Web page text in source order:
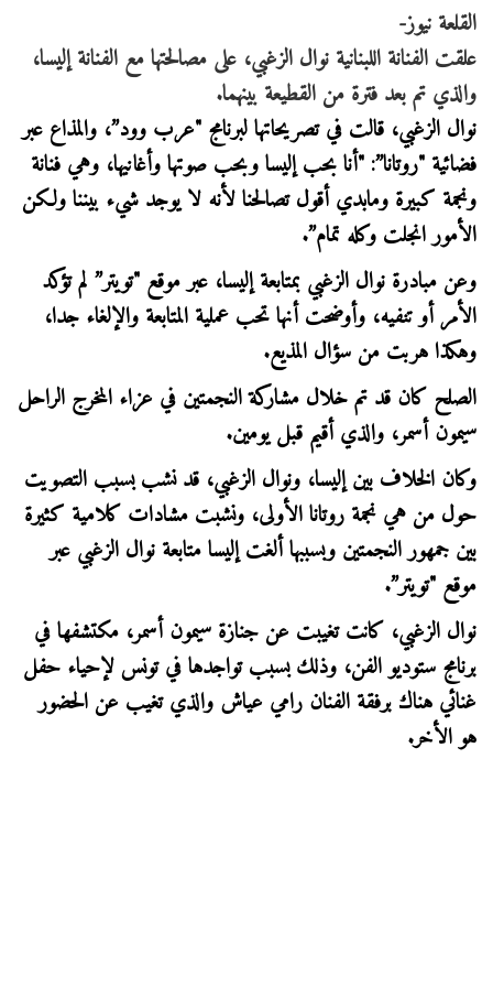
القلعة نيوز-
علقت الفنانة اللبنانية نوال الزغبي، على مصالحتها مع الفنانة إليسا،
والذي تم بعد فترة من القطيعة بينهما.
نوال الزغبي، قالت في تصريحاتها لبرنامج "عرب وود”، والمذاع عبر
فضائية "روتانا”: "أنا بحب إليسا وبحب صوتها وأغانيها، وهي فنانة
ونجمة كبيرة ومابدي أقول تصالحنا لأنه لا يوجد شيء بيننا ولكن
الأمور انجلت وكله تمام”.
وعن مبادرة نوال الزغبي بمتابعة إليسا، عبر موقع "تويتر” لم تؤكد
الأمر أو تنفيه، وأوضحت أنها تحب عملية المتابعة والإلغاء جدا،
وهكذا هربت من سؤال المذيع.
الصلح كان قد تم خلال مشاركة النجمتين في عزاء المخرج الراحل
سيمون أسمر، والذي أقيم قبل يومين.
وكان الخلاف بين إليسا، ونوال الزغبي، قد نشب بسبب التصويت
حول من هي نجمة روتانا الأولى، ونشبت مشادات كلامية كثيرة
بين جمهور النجمتين وبسببها ألغت إليسا متابعة نوال الزغبي عبر
موقع "تويتر”.
نوال الزغبي، كانت تغيبت عن جنازة سيمون أسمر، مكتشفها في
برنامج ستوديو الفن، وذلك بسبب تواجدها في تونس لإحياء حفل
غنائي هناك برفقة الفنان رامي عياش والذي تغيب عن الحضور
هو الأخر.